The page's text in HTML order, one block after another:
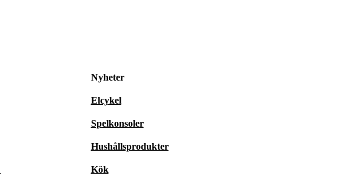
Nyheter
Elcykel
Spelkonsoler
Hushållsprodukter
Kök